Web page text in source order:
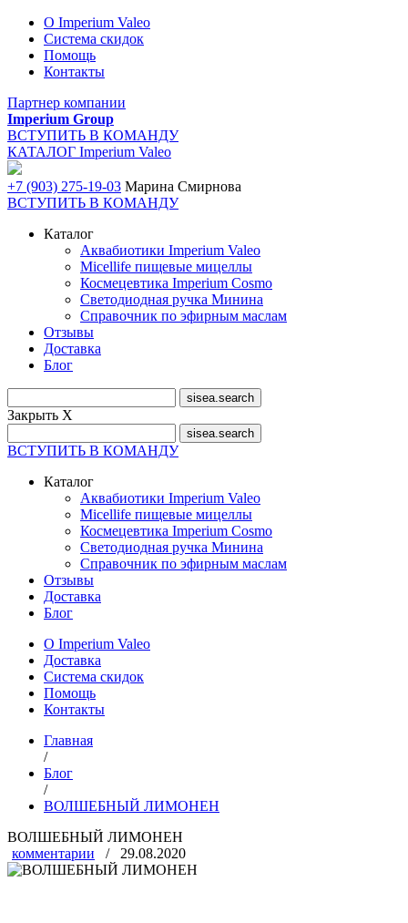
О Imperium Valeo
Система скидок
Помощь
Контакты
Партнер компании
Imperium Group
ВСТУПИТЬ В КОМАНДУ
КАТАЛОГ Imperium Valeo
+7 (903) 275-19-03 Марина Смирнова
ВСТУПИТЬ В КОМАНДУ
Каталог
Аквабиотики Imperium Valeo
Micellife пищевые мицеллы
Космецевтика Imperium Cosmo
Светодиодная ручка Минина
Справочник по эфирным маслам
Отзывы
Доставка
Блог
Закрыть Х
ВСТУПИТЬ В КОМАНДУ
Каталог
Аквабиотики Imperium Valeo
Micellife пищевые мицеллы
Космецевтика Imperium Cosmo
Светодиодная ручка Минина
Справочник по эфирным маслам
Отзывы
Доставка
Блог
О Imperium Valeo
Доставка
Система скидок
Помощь
Контакты
Главная
/
Блог
/
ВОЛШЕБНЫЙ ЛИМОНЕН
ВОЛШЕБНЫЙ ЛИМОНЕН
комментарии
/ 29.08.2020